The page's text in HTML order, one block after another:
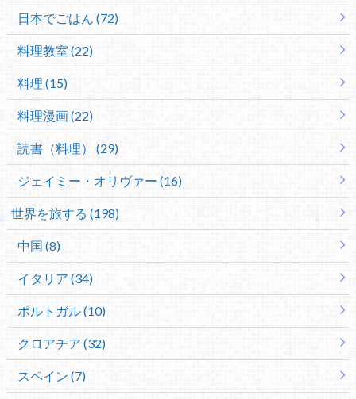
日本でごはん (72)
料理教室 (22)
料理 (15)
料理漫画 (22)
読書（料理） (29)
ジェイミー・オリヴァー (16)
世界を旅する (198)
中国 (8)
イタリア (34)
ポルトガル (10)
クロアチア (32)
スペイン (7)